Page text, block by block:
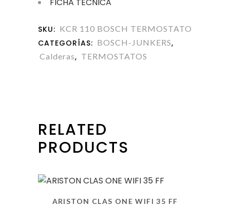
SKU: KCR 110 BOSCH TERMOSTATO
CATEGORÍAS: BOSCH-JUNKERS,
Calderas, TERMOSTATOS
RELATED
PRODUCTS
ARISTON CLAS ONE WIFI 35 FF